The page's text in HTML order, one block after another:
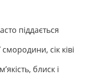
піддається
сік ківі
блиск і